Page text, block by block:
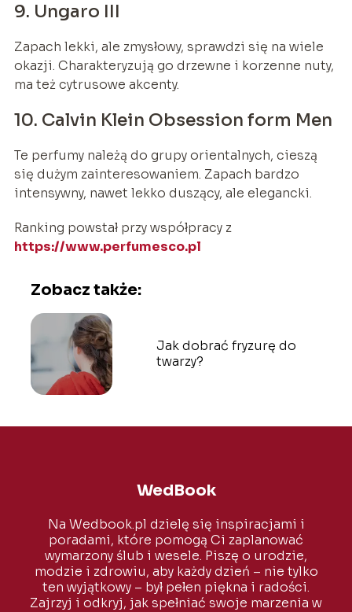
9. Ungaro III
Zapach lekki, ale zmysłowy, sprawdzi się na wiele
okazji. Charakteryzują go drzewne i korzenne nuty,
ma też cytrusowe akcenty.
10. Calvin Klein Obsession form Men
Te perfumy należą do grupy orientalnych, cieszą
się dużym zainteresowaniem. Zapach bardzo
intensywny, nawet lekko duszący, ale elegancki.
Ranking powstał przy współpracy z
https://www.perfumesco.pl
Zobacz także:
Jak dobrać fryzurę do
twarzy?
WedBook
Na Wedbook.pl dzielę się inspiracjami i
poradami, które pomogą Ci zaplanować
wymarzony ślub i wesele. Piszę o urodzie,
modzie i zdrowiu, aby każdy dzień – nie tylko
ten wyjątkowy – był pełen piękna i radości.
Zajrzyj i odkryj, jak spełniać swoje marzenia w